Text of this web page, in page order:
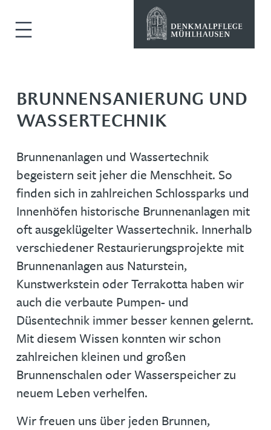
BRUNNENSANIERUNG UND
WASSERTECHNIK
Brunnenanlagen und Wassertechnik
begeistern seit jeher die Menschheit. So
finden sich in zahlreichen Schlossparks und
Innenhöfen historische Brunnenanlagen mit
oft ausgeklügelter Wassertechnik. Innerhalb
verschiedener Restaurierungsprojekte mit
Brunnenanlagen aus Naturstein,
Kunstwerkstein oder Terrakotta haben wir
auch die verbaute Pumpen- und
Düsentechnik immer besser kennen gelernt.
Mit diesem Wissen konnten wir schon
zahlreichen kleinen und großen
Brunnenschalen oder Wasserspeicher zu
neuem Leben verhelfen.
Wir freuen uns über jeden Brunnen,